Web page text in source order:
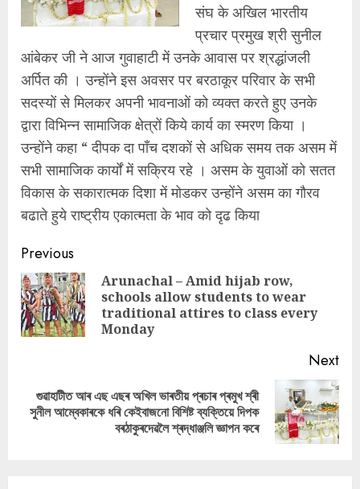
संघ के अखिल भारतीय
प्रचार प्रमुख श्री सुनील
आंबेकर जी ने आज गुवाहाटी में उनके आवास पर श्रद्धांजली
अर्पित की । उन्होंने इस अवसर पर बरठाकूर परिवार के सभी
सदस्यों से मिलकर अपनी भावनाओं को व्यक्त करते हुए उनके
द्वारा विभिन्न सामाजिक क्षेत्रों किये कार्य का स्मरण किया ।
उन्होंने कहा “ दीपक दा पॉंच दशकों से अधिक समय तक असम में
सभी सामाजिक कार्यों में सक्रिय रहे । असम के युवाओं को सतत
विकास के सकारात्मक दिशा में मोडकर उन्होंने असम का गौरव
बढाते हुये राष्ट्रीय एकात्मता के भाव को दृढ किया
Continue
Reading
Previous
Arunachal – Amid hijab row,
schools allow students to wear
traditional attires to class every
Monday
Next
Next
গুৱাহাটীত আৰ এছ এছৰ অখিল ভাৰতীয় প্ৰচাৰ প্ৰমুখ শ্ৰী
সুনীল আম্বেকাৰকে ধৰি কেইবাজনো বিশিষ্ট ব্যক্তিয়ে দিপক
বৰঠাকুৰদেৱলৈ শ্ৰদ্ধাঞ্জলি জ্ঞাপন কৰে